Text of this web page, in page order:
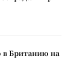
в Британию на